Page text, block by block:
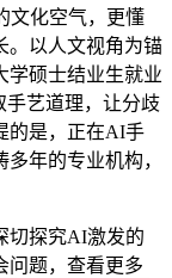
文化空气，更懂
。以人文视角为锚
学硕士结业生就业
手艺道理，让分歧
的是，正在AI手
年的专业机构，
探究AI激发的
问题，查看更多